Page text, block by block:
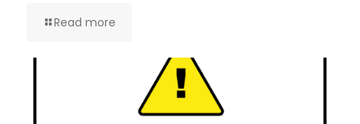
Read more